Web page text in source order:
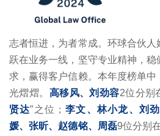
志者恒进，为者常成。环球合伙
跃在业务一线，坚守专业精神，
求，赢得客户信赖。本年度榜单中
光熠熠。 高移风、刘劲容2位分别
贤达”之位； 李文、林小龙、刘
媛、张昕、赵德铭、周磊9位分别